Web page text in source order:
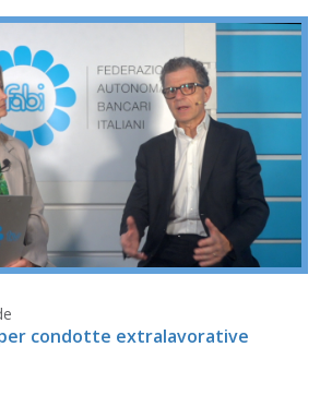
condotte extralavorative